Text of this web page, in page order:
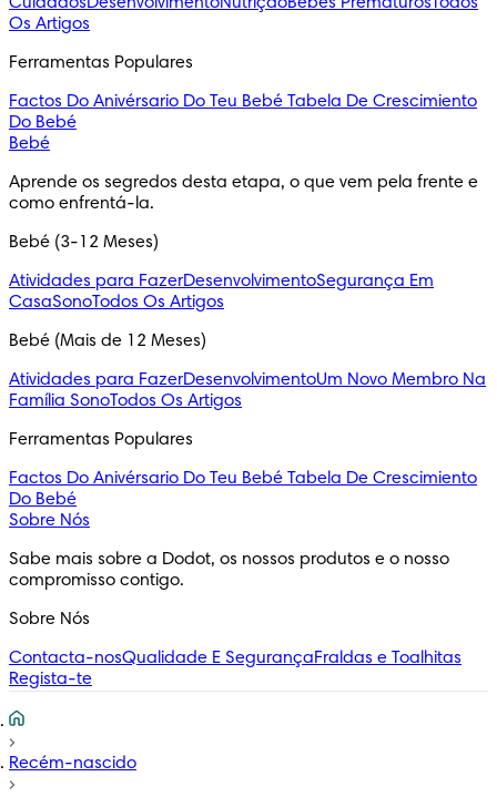
Os Artigos
Ferramentas Populares
Factos Do Anivérsario Do Teu Bebé Tabela De Crescimiento
Do Bebé
Bebé
Aprende os segredos desta etapa, o que vem pela frente e
como enfrentá-la.
Bebé (3-12 Meses)
Atividades para FazerDesenvolvimentoSegurança Em
CasaSonoTodos Os Artigos
Bebé (Mais de 12 Meses)
Atividades para FazerDesenvolvimentoUm Novo Membro Na
Família SonoTodos Os Artigos
Ferramentas Populares
Factos Do Anivérsario Do Teu Bebé Tabela De Crescimiento
Do Bebé
Sobre Nós
Sabe mais sobre a Dodot, os nossos produtos e o nosso
compromisso contigo.
Sobre Nós
Contacta-nosQualidade E SegurançaFraldas e Toalhitas
Regista-te
Recém-nascido